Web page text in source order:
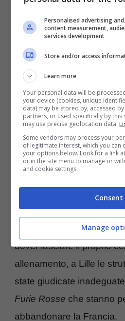
questo genere.
Olimpiadi 2024,
polemica:
lasciare la
Invecele Olimpiadi
facendo discuteree,
gesta degli atleti o per ciò
succedendo in campo.
sfida a dir poco
di basket spagnola che
dover lasciare il proprio
allenamento, a Lille le
state giudicate
Furie Rosse che stanno
abbandonare la Francia.
Personalised advertising
content measurement,
services development
Store and/or access
Learn more
Your personal data will be
your device (cookies, unique
data) may be stored by, accessed
partners, or used specifically by this
may use precise geolocation data.
Some vendors may process your
of legitimate interest, which you can
your options below. Look for a link
or in the site menu to manage or
and cookie settings.
Consent
Manage